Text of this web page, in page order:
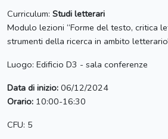
Curriculum: Studi letterari
Modulo lezioni “Forme del testo, critica
strumenti della ricerca in ambito
Luogo: Edificio D3 - sala conferenze
Data di inizio: 06/12/2024
Orario: 10:00-16:30
CFU: 5